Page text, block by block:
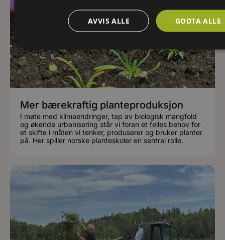
Mer bærekraftig planteproduksjon
I møte med klimaendringer, tap av biologisk mangfold
og økende urbanisering står vi foran et felles behov for
et skifte i måten vi tenker, produserer og bruker planter
på. Her spiller norske planteskoler en sentral rolle.
GODTA ALLE
AVVIS ALLE